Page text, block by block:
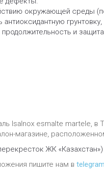
окружающей среды
антиоксидантную
и
Isalnox esmalte martele, в
магазине,
ЖК «Казахстан»)
пишите нам в telegram